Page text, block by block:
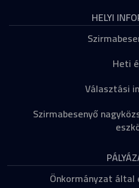
HELYI
Heti
Választási
Szirmabesenyő
Önkormányzat